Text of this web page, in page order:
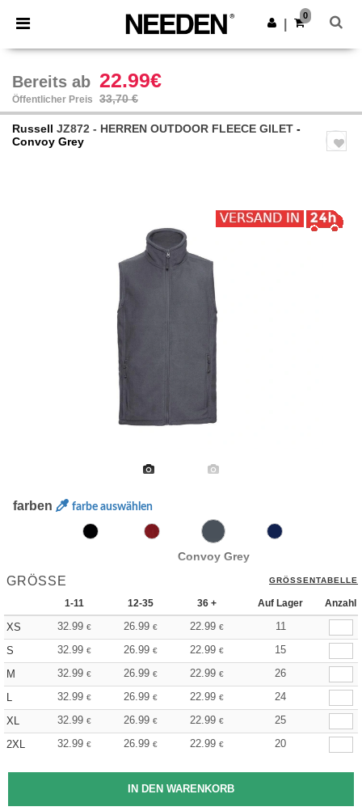
× Needen App
Bessere Preise in der App!
App holen
0
Bereits ab 22.99€
Öffentlicher Preis 33,70 €
Russell JZ872 - HERREN OUTDOOR FLEECE GILET -
Convoy Grey
farben farbe auswählen
Convoy Grey
GRÖSSE GRÖSSENTABELLE
1-11 12-35 36 + Auf Lager Anzahl
XS 32.99 € 26.99 € 22.99 €
11
S
32.99 € 26.99 € 22.99 €
15
M
32.99 € 26.99 € 22.99 €
26
L
32.99 € 26.99 € 22.99 €
24
XL
32.99 € 26.99 € 22.99 €
25
2XL
32.99 € 26.99 € 22.99 € 20